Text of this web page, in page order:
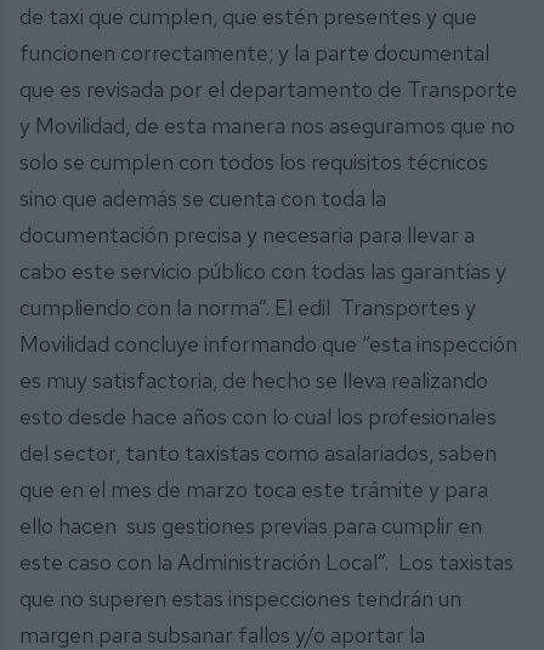
de taxi que cumplen, que estén presentes y que
funcionen correctamente; y la parte documental
que es revisada por el departamento de Transporte
y Movilidad, de esta manera nos aseguramos que no
solo se cumplen con todos los requisitos técnicos
sino que además se cuenta con toda la
documentación precisa y necesaria para llevar a
cabo este servicio público con todas las garantías y
cumpliendo con la norma”. El edil Transportes y
Movilidad concluye informando que “esta inspección
es muy satisfactoria, de hecho se lleva realizando
esto desde hace años con lo cual los profesionales
del sector, tanto taxistas como asalariados, saben
que en el mes de marzo toca este trámite y para
ello hacen sus gestiones previas para cumplir en
este caso con la Administración Local”. Los taxistas
que no superen estas inspecciones tendrán un
margen para subsanar fallos y/o aportar la